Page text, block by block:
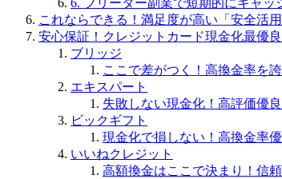
これならできる！満足度が高い「安全活
安心保証！クレジットカード現金化最優
ブリッジ
ここで差がつく！高換金率を
エキスパート
失敗しない現金化！高評価優
ビックギフト
現金化で損しない！高換金率
いいねクレジット
高額換金はここで決まり！信